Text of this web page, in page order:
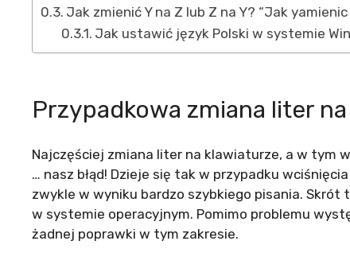
Jak zmienić Y na Z lub Z na Y? “Jak yamienic
Jak ustawić język Polski w systemie
Przypadkowa zmiana liter
Najczęściej zmiana liter na klawiaturze, a w tym
… nasz błąd! Dzieje się tak w przypadku
zwykle w wyniku bardzo szybkiego pisania.
w systemie operacyjnym. Pomimo problemu
żadnej poprawki w tym zakresie.